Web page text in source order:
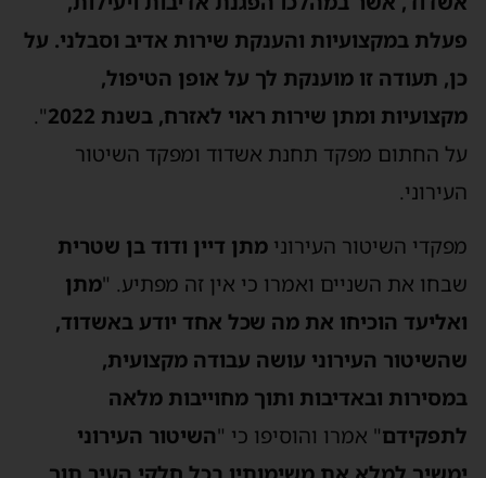
פעלת במקצועיות והענקת שירות אדיב וסבלני. על
כן, תעודה זו מוענקת לך על אופן הטיפול,
מקצועיות ומתן שירות ראוי לאזרח, בשנת 2022
".
על החתום מפקד תחנת אשדוד ומפקד השיטור
העירוני.
מפקדי השיטור העירוני מתן דיין ודוד בן שטרית
שבחו את השניים ואמרו כי אין זה מפתיע. "מתן
ואליעד הוכיחו את מה שכל אחד יודע באשדוד,
שהשיטור העירוני עושה עבודה מקצועית,
במסירות ובאדיבות ותוך מחוייבות מלאה
לתפקידם" אמרו והוסיפו כי "השיטור העירוני